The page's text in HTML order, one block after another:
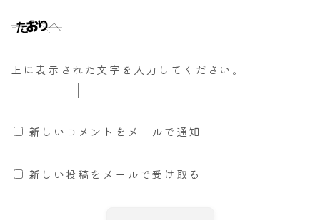
上に表示された文字を入力してください。
新しいコメントをメールで通知
新しい投稿をメールで受け取る